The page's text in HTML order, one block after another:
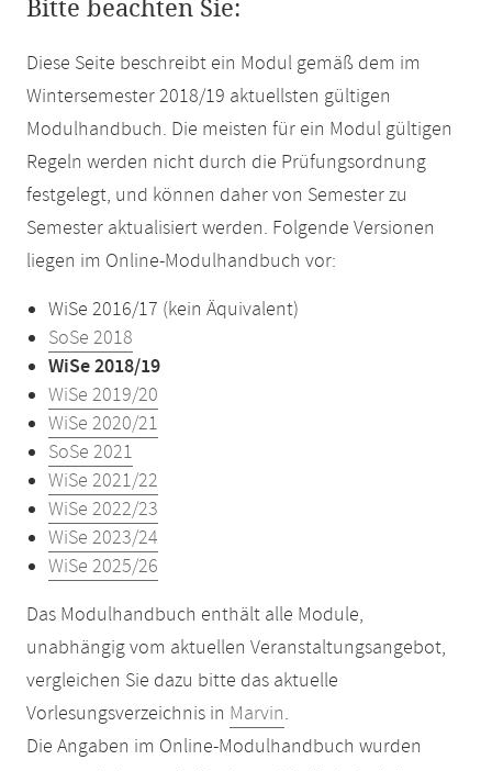
Bitte beachten Sie:
Diese Seite beschreibt ein Modul gemäß dem im
Wintersemester 2018/19 aktuellsten gültigen
Modulhandbuch. Die meisten für ein Modul gültigen
Regeln werden nicht durch die Prüfungsordnung
festgelegt, und können daher von Semester zu
Semester aktualisiert werden. Folgende Versionen
liegen im Online-Modulhandbuch vor:
WiSe 2016/17 (kein Äquivalent)
SoSe 2018
WiSe 2018/19
WiSe 2019/20
WiSe 2020/21
SoSe 2021
WiSe 2021/22
WiSe 2022/23
WiSe 2023/24
WiSe 2025/26
Das Modulhandbuch enthält alle Module,
unabhängig vom aktuellen Veranstaltungsangebot,
vergleichen Sie dazu bitte das aktuelle
Vorlesungsverzeichnis in Marvin.
Die Angaben im Online-Modulhandbuch wurden